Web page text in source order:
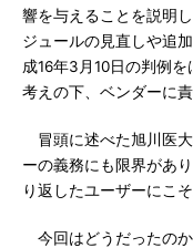
響を与えることを説明
ジュールの見直しや追
成16年3月10日の判例
考えの下、ベンダーに
冒頭に述べた旭川医
ーの義務にも限界があ
り返したユーザーにこ
今回はどうだったのか